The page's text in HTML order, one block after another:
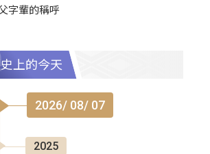
字輩的稱呼
上的今天
2026/ 08/ 07
2025